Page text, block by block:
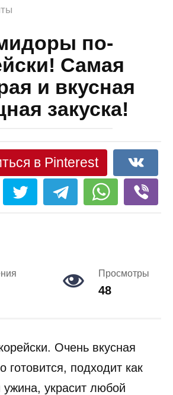
по-
Самая
и вкусная
закуска!
в Pinterest
Просмотры
48
Очень вкусная
готовится, подходит как
украсит любой